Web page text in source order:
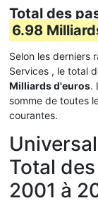
Total des
6.98
Selon les derniers
Services , le total
Milliards d'euros.
somme de toutes
courantes.
Total
2001 à